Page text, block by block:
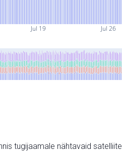
Jul 19 Jul 26
tugijaamale nähtavaid satelliite.